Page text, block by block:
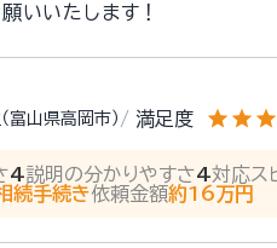
いいたします！
富山県高岡市） 満足度 star star star
4説明の分かりやすさ4対応ス
続手続き依頼金額約16万円